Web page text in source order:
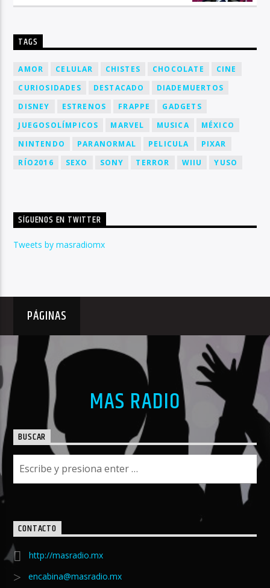
TAGS
AMOR CELULAR CHISTES CHOCOLATE
CINE
CURIOSIDADES
DESTACADO
DIADEMUERTOS
DISNEY
ESTRENOS FRAPPE
GADGETS
JUEGOSOLÍMPICOS
MARVEL MUSICA
MÉXICO
NINTENDO
PARANORMAL PELICULA
PIXAR
RÍO2016
SEXO SONY TERROR WIIU YUSO
SÍGUENOS EN TWITTER
Tweets by masradiomx
PÁGINAS
MAS RADIO
BUSCAR
CONTACTO
http://masradio.mx
encabina@masradio.mx